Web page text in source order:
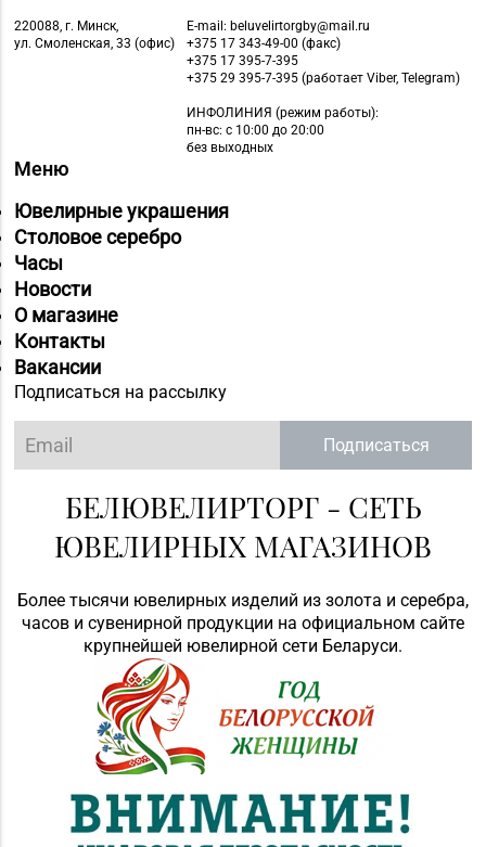
220088, г. Минск,
ул. Смоленская, 33 (офис)
E-mail: beluvelirtorgby@mail.ru
+375 17 343-49-00 (факс)
+375 17 395-7-395
+375 29 395-7-395 (работает Viber, Telegram)
ИНФОЛИНИЯ (режим работы):
пн-вс: с 10:00 до 20:00
без выходных
Меню
Ювелирные украшения
Столовое серебро
Часы
Новости
О магазине
Контакты
Вакансии
Подписаться на рассылку
Подписаться
БЕЛЮВЕЛИРТОРГ - СЕТЬ
ЮВЕЛИРНЫХ МАГАЗИНОВ
Более тысячи ювелирных изделий из золота и серебра,
часов и сувенирной продукции на официальном сайте
крупнейшей ювелирной сети Беларуси.